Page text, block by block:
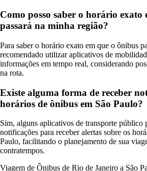
Como posso saber o horário exato
passará na minha região?
Para saber o horário exato em que o ônibus
recomendado utilizar aplicativos de
informações em tempo real, considerando
na rota.
Existe alguma forma de receber
horários de ônibus em São Paulo?
Sim, alguns aplicativos de transporte público
notificações para receber alertas sobre os
Paulo, facilitando o planejamento de sua
contratempos.
Viagem de Ônibus de Rio de Janeiro a São